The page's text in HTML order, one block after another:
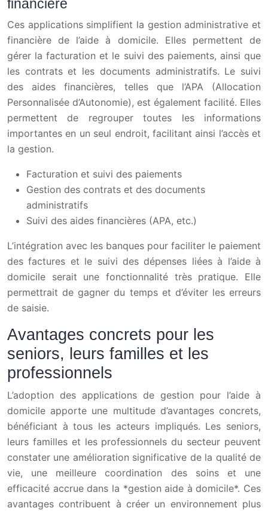
financière
Ces applications simplifient la gestion administrative et
financière de l’aide à domicile. Elles permettent de
gérer la facturation et le suivi des paiements, ainsi que
les contrats et les documents administratifs. Le suivi
des aides financières, telles que l’APA (Allocation
Personnalisée d’Autonomie), est également facilité. Elles
permettent de regrouper toutes les informations
importantes en un seul endroit, facilitant ainsi l’accès et
la gestion.
Facturation et suivi des paiements
Gestion des contrats et des documents
administratifs
Suivi des aides financières (APA, etc.)
L’intégration avec les banques pour faciliter le paiement
des factures et le suivi des dépenses liées à l’aide à
domicile serait une fonctionnalité très pratique. Elle
permettrait de gagner du temps et d’éviter les erreurs
de saisie.
Avantages concrets pour les
seniors, leurs familles et les
professionnels
L’adoption des applications de gestion pour l’aide à
domicile apporte une multitude d’avantages concrets,
bénéficiant à tous les acteurs impliqués. Les seniors,
leurs familles et les professionnels du secteur peuvent
constater une amélioration significative de la qualité de
vie, une meilleure coordination des soins et une
efficacité accrue dans la *gestion aide à domicile*. Ces
avantages contribuent à créer un environnement plus